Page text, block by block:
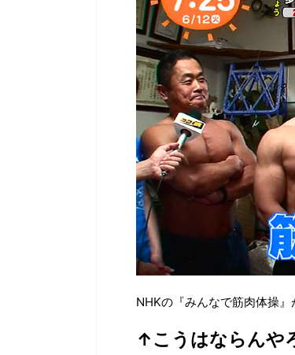
NHKの『みんなで筋肉体操
↑こうはならんや